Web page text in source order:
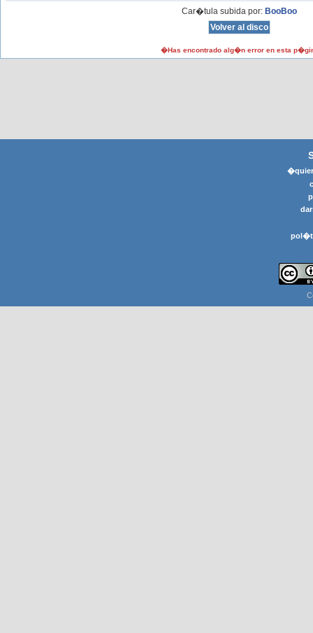
Car�tula subida por: BooBoo
�Has encontrado alg�n error en esta